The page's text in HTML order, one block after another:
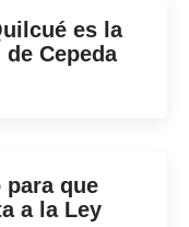
es la
Cepeda
que
a la Ley